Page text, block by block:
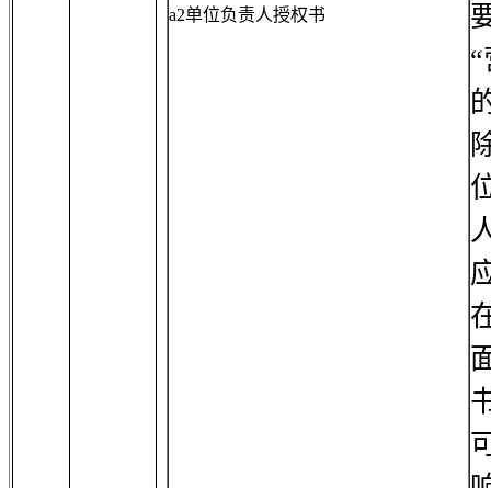
a2单位负责人授权书